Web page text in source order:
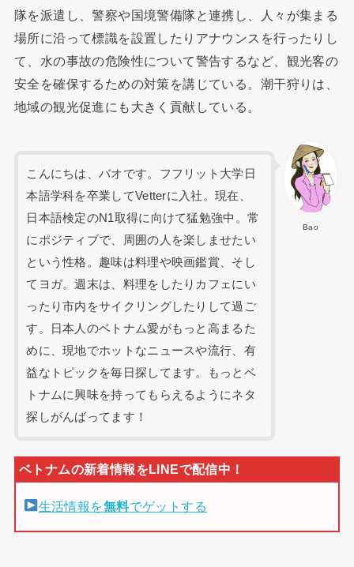
隊を派遣し、警察や国境警備隊と連携し、人々が集まる
場所に沿って標識を設置したりアナウンスを行ったりし
て、水の事故の危険性について警告するなど、観光客の
安全を確保するための対策を講じている。潮干狩りは、
地域の観光促進にも大きく貢献している。
Bao
こんにちは、バオです。フフリット大学日
本語学科を卒業してVetterに入社。現在、
日本語検定のN1取得に向けて猛勉強中。常
にポジティブで、周囲の人を楽しませたい
という性格。趣味は料理や映画鑑賞、そし
てヨガ。週末は、料理をしたりカフェにい
ったり市内をサイクリングしたりして過ご
す。日本人のベトナム愛がもっと高まるた
めに、現地でホットなニュースや流行、有
益なトピックを毎日探してます。もっとベ
トナムに興味を持ってもらえるようにネタ
探しがんばってます！
生活情報を無料でゲットする